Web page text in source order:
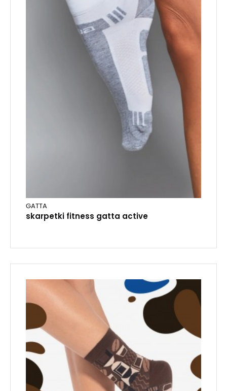
GATTA
skarpetki fitness gatta active